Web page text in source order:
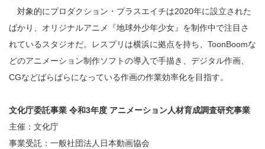
対象的にプロダクション・プラスエイチは2020年に設立された
ばかり、オリジナルアニメ『地球外少年少女』を制作中で注目さ
れているスタジオだ。レスプリは横浜に拠点を持ち、ToonBoomな
どのアニメーション制作ソフトの導入で手描き、デジタル作画、
CGなどばらばらになっている作画の作業効率化を目指す。
文化庁委託事業 令和3年度 アニメーション人材育成調査研究事業
主催：文化庁
事業受託：一般社団法人日本動画協会